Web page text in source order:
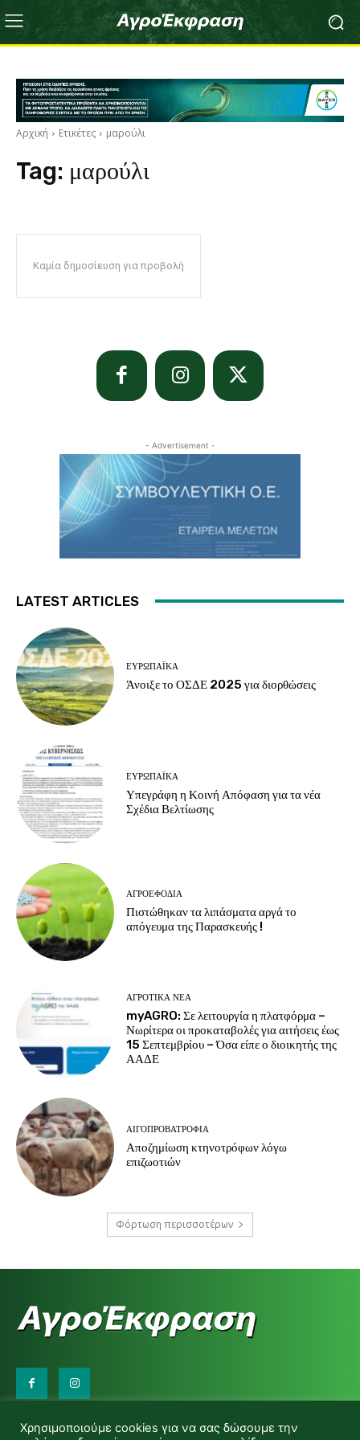
Αρχική Ετικέτες μαρούλι
Tag: μαρούλι
Καμία δημοσίευση για προβολή
- Advertisement -
LATEST ARTICLES
ΕΥΡΩΠΑΪΚΆ
Άνοιξε το ΟΣΔΕ 2025 για διορθώσεις
ΕΥΡΩΠΑΪΚΆ
Υπεγράφη η Κοινή Απόφαση για τα νέα
Σχέδια Βελτίωσης
ΑΓΡΟΕΦΌΔΙΑ
Πιστώθηκαν τα λιπάσματα αργά το
απόγευμα της Παρασκευής !
ΑΓΡΟΤΙΚΆ ΝΈΑ
myAGRO: Σε λειτουργία η πλατφόρμα –
Νωρίτερα οι προκαταβολές για αιτήσεις έως
15 Σεπτεμβρίου – Όσα είπε ο διοικητής της
ΑΑΔΕ
ΑΙΓΟΠΡΟΒΑΤΡΟΦΊΑ
Αποζημίωση κτηνοτρόφων λόγω
επιζωοτιών
Φόρτωση περισσοτέρων
d.makas@yahoo.gr
Χρησιμοποιούμε cookies για να σας δώσουμε την